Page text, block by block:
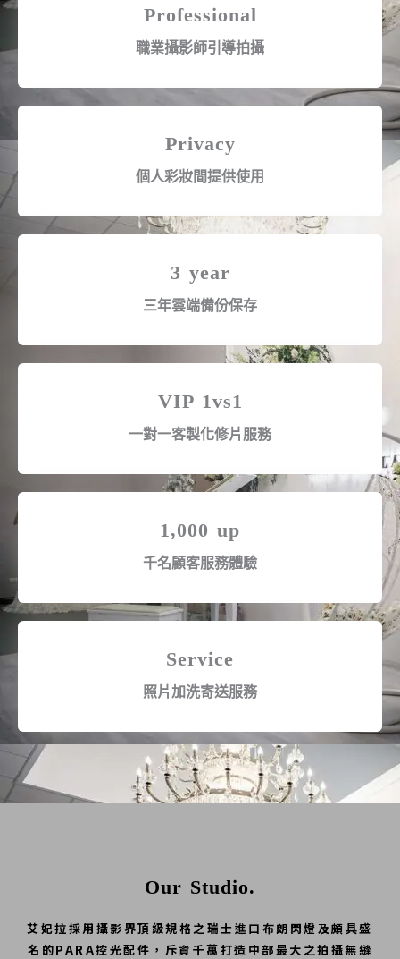
Professional
職業攝影師引導拍攝
Privacy
個人彩妝間提供使用
3 year
三年雲端備份保存
VIP 1vs1
一對一客製化修片服務
1,000 up
千名顧客服務體驗
Service
照片加洗寄送服務
Our Studio.
艾妃拉採用攝影界頂級規格之瑞士進口布朗閃燈及頗具盛
名的PARA控光配件，斥資千萬打造中部最大之拍攝無縫